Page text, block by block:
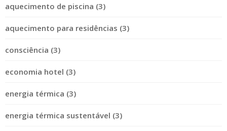
aquecimento de piscina (3)
aquecimento para residências (3)
consciência (3)
economia hotel (3)
energia térmica (3)
energia térmica sustentável (3)